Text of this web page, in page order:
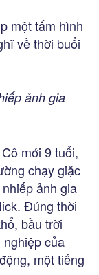
một tấm hình
về thời buổi
ảnh gia
mới 9 tuổi,
chạy giặc
ảnh gia
Đúng thời
bầu trời
của
một tiếng